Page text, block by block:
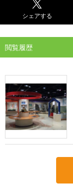
シェアする
閲覧履歴